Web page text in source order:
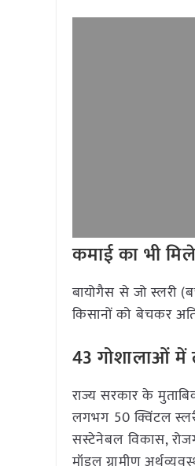
कमाई का भी
बायोगैस से जो स्लरी
किसानों को बेचकर
43 गोशालाओं में
राज्य सरकार के
लगभग 50 क्विंटल
सस्टेनेबल विकास,